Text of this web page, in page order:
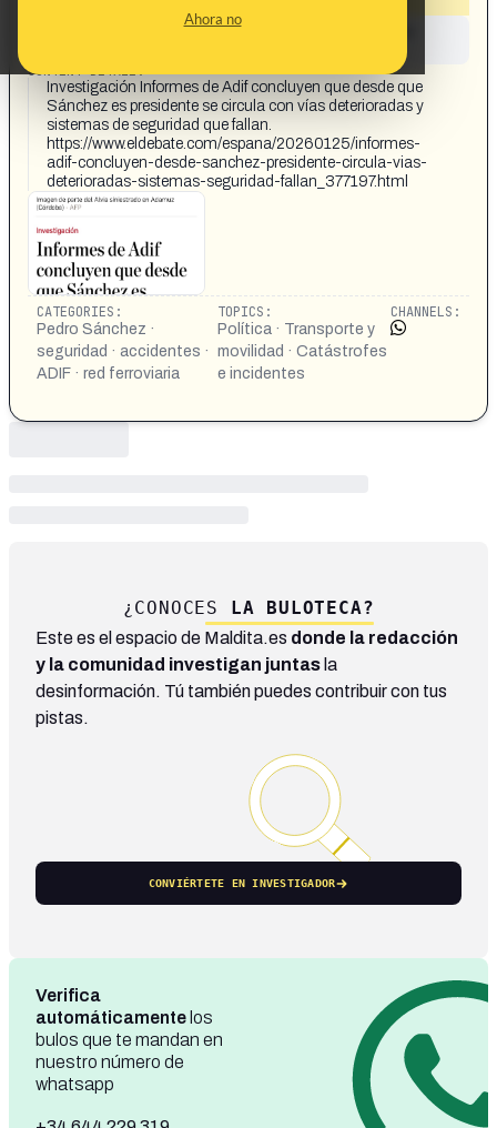
Ahora no
This content has not yet been investigated by the
CONTENT DETAIL:
Investigación Informes de Adif concluyen que desde que
Sánchez es presidente se circula con vías deterioradas y
sistemas de seguridad que fallan.
https://www.eldebate.com/espana/20260125/informes-
adif-concluyen-desde-sanchez-presidente-circula-vias-
deterioradas-sistemas-seguridad-fallan_377197.html
CATEGORIES:
Pedro Sánchez ·
seguridad · accidentes ·
ADIF · red ferroviaria
TOPICS:
Política · Transporte y
movilidad · Catástrofes
e incidentes
CHANNELS:
¿CONOCES LA BULOTECA?
Este es el espacio de Maldita.es donde la redacción
y la comunidad investigan juntas la
desinformación. Tú también puedes contribuir con tus
pistas.
CONVIÉRTETE EN INVESTIGADOR
Verifica
automáticamente los
bulos que te mandan en
nuestro número de
whatsapp